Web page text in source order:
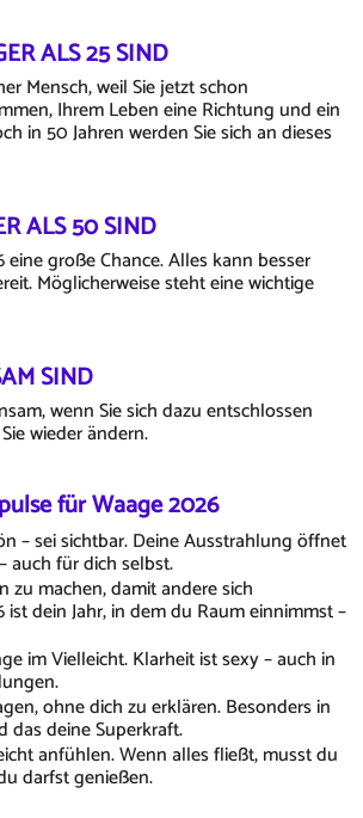
ALS 25 SIND
Mensch, weil Sie jetzt schon
Ihrem Leben eine Richtung und ein
in 50 Jahren werden Sie sich an dieses
ALS 50 SIND
große Chance. Alles kann besser
Möglicherweise steht eine wichtige
SIND
wenn Sie sich dazu entschlossen
wieder ändern.
für Waage 2026
– sei sichtbar. Deine Ausstrahlung öffnet
auch für dich selbst.
zu machen, damit andere sich
dein Jahr, in dem du Raum einnimmst –
im Vielleicht. Klarheit ist sexy – auch in
ohne dich zu erklären. Besonders in
das deine Superkraft.
anfühlen. Wenn alles fließt, musst du
darfst genießen.